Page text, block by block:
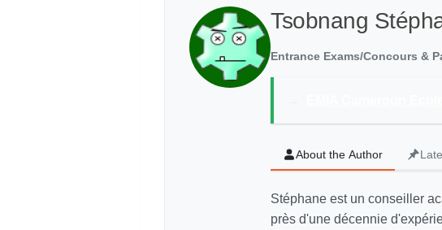
Tsobnang
Entrance Exams/Concours &
About the Author
Stéphane est un conseiller
près d'une décennie